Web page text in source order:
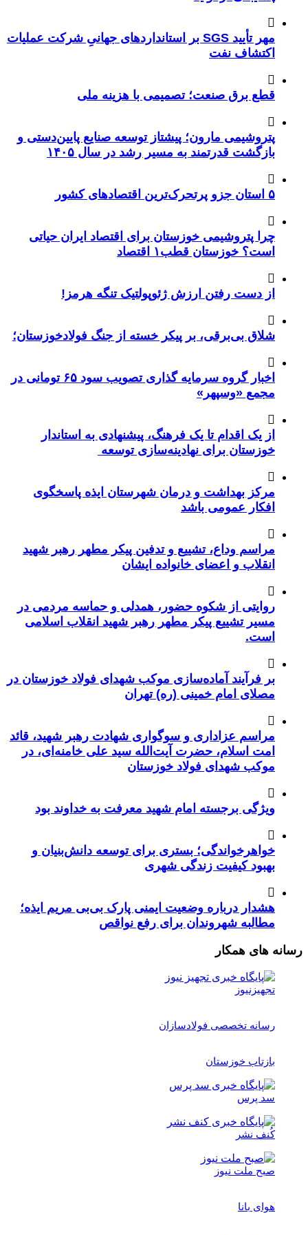
مهر تأیید SGS بر استانداردهای جهانیِ شرکت عملیات
اکتشاف نفت
قطع برق صنعت؛ تصمیمی با هزینه ملی
پتروشیمی مارون؛ پیشتاز توسعه صنایع پایین‌دستی و
بازگشت قدرتمند به مسیر رشد در سال ۱۴۰۵
چرا پتروشیمی خوزستان برای اقتصاد ایران حیاتی
است؟ خوزستان قطب۱ اقتصاد
از دست رفتن ارزش ژئوپولتیک تنگه هرمز!
شلاق‌ بی‌برقی، بر پیکر خسته‌ از جنگ فولادخوزستان؛
اخبار گروه سرمایه گذاری تصویب سود ۶۵ تومانی در
مجمع «وسپهر»
از یک اقدام تا یک فرهنگ، پیشنهادی به استاندار
خوزستان برای نهادینه‌سازی توسعه
مرکز بهداشت و درمان شهرستان ایذه پاسخگوی
افکار عمومی باشد
مراسم وداع، تشییع و تدفین پیکر مطهر رهبر شهید
انقلاب و اعضای خانواده ایشان
روایتی از شکوه حضور، همدلی و حماسه مردمی در
مسیر تشییع پیکر مطهر رهبر شهید انقلاب اسلامی
بر فرآیند آماده‌سازی موکب شهدای فولاد خوزستان در
مصلای امام خمینی (ره) تهران
مراسم عزاداری و سوگواری شهادت رهبر شهید، قائد
امت اسلام، حضرت آیت‌الله سید علی خامنه‌ای، در
موکب شهدای فولاد خوزستان
ویژگی برجسته امام شهید معرفت به خداوند بود
خواهرخواندگی؛ بستری برای توسعه دانش‌بنیان و
بهبود کیفیت زندگی شهری
هشدار درباره وضعیت ایمنی پارک بی‌بی مریم ایذه؛
مطالبه شهروندان برای رفع نواقص
های همکار
تجهیزنیوز
رسانه تخصصی فولادسازان
بازتاب خوزستان
سد پرس
کُنف نشر
صبح ملت نیوز
هوای بانا